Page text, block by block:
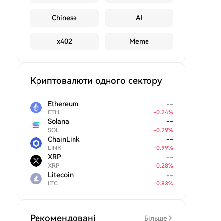
Chinese AI
x402 Meme
Криптовалюти одного сектору
Ethereum
ETH
--
-0.24%
Solana
SOL
--
-0.29%
ChainLink
LINK
--
-0.99%
XRP
XRP
--
-0.28%
Litecoin
LTC
--
-0.83%
Рекомендовані Більше